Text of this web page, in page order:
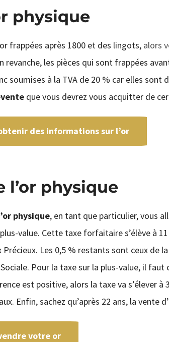
physique
frappées après 1800 et des lingots, alors
revanche, les pièces qui sont frappées
soumises à la TVA de 20 % car elles sont
que vous devrez vous acquitter de
des informations sur l’or
l’or physique
physique, en tant que particulier, vous
value. Cette taxe forfaitaire s’élève à
Les 0,5 % restants sont ceux de
Pour la taxe sur la plus-value, il
est positive, alors la taxe va s’élever à
Enfin, sachez qu’après 22 ans, la vente
votre or